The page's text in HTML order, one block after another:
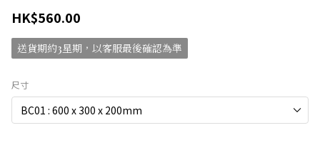
HK$560.00
送貨期約3星期，以客服最後確認為準
尺寸